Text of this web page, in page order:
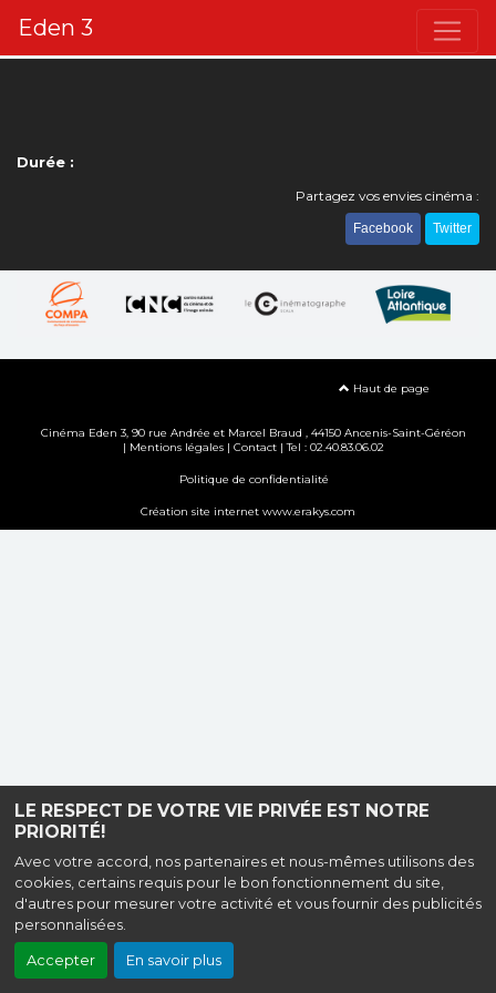
LE RESPECT DE VOTRE VIE PRIVÉE EST NOTRE
PRIORITÉ!
Avec votre accord, nos partenaires et nous-mêmes utilisons des
cookies, certains requis pour le bon fonctionnement du site,
d'autres pour mesurer votre activité et vous fournir des publicités
personnalisées.
Accepter En savoir plus
Eden 3
Durée :
Partagez vos envies cinéma :
Facebook Twitter
Haut de page
Cinéma Eden 3, 90 rue Andrée et Marcel Braud , 44150 Ancenis-Saint-Géréon
| Mentions légales | Contact | Tel : 02.40.83.06.02
Politique de confidentialité
Création site internet www.erakys.com